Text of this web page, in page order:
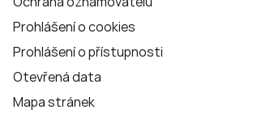
Prohlášení o cookies
Prohlášení o přístupnosti
Otevřená data
Mapa stránek